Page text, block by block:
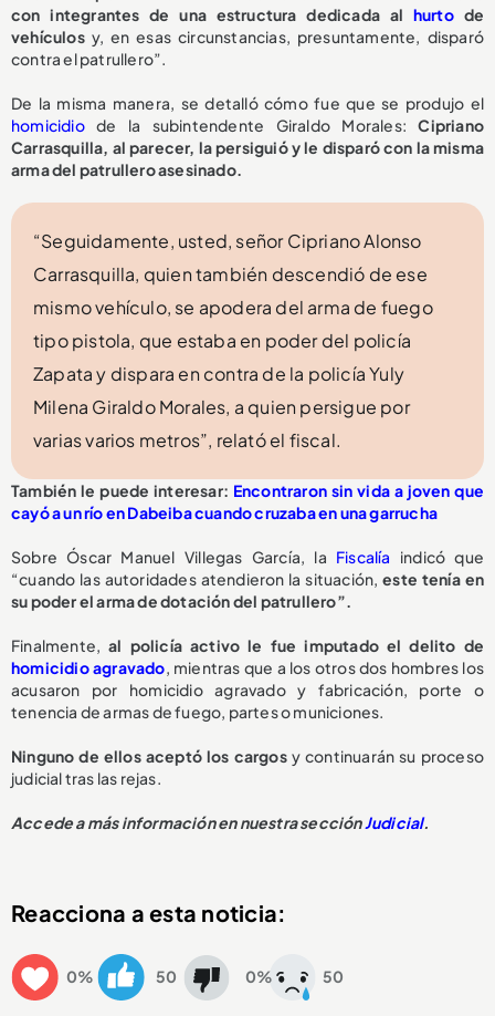
con integrantes de una estructura dedicada al hurtode
vehículosy, en esas circunstancias, presuntamente, disparó
contra el patrullero”.
De la misma manera, se detalló cómo fue que se produjo el
homicidiode la subintendente Giraldo Morales:Cipriano
Carrasquilla, al parecer, la persiguió y le disparó con la misma
arma del patrullero asesinado.
“Seguidamente, usted, señor Cipriano Alonso
Carrasquilla, quien también descendió de ese
mismo vehículo, se apodera del arma de fuego
tipo pistola, que estaba en poder del policía
Zapata y dispara en contra de la policía Yuly
Milena Giraldo Morales, a quien persigue por
varias varios metros”, relató el fiscal.
También le puede interesar: Encontraron sin vida a joven que
cayó a un río en Dabeiba cuando cruzaba en una garrucha
Sobre Óscar Manuel Villegas García, la Fiscalía indicó que
“cuando las autoridades atendieron la situación,este tenía en
su poder el arma de dotación del patrullero”.
Finalmente,al policía activo le fue imputado el delito de
homicidio agravado, mientras que a los otros dos hombres los
acusaron por homicidio agravado y fabricación, porte o
tenencia de armas de fuego, partes o municiones.
Ninguno de ellos aceptó los cargosy continuarán su proceso
judicial tras las rejas.
Accede a más información en nuestra secciónJudicial.
Reacciona a esta noticia:
0% 50 0% 50